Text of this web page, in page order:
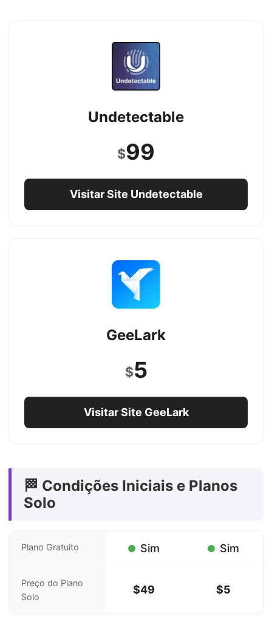
Undetectable
$99
Visitar Site Undetectable
GeeLark
$5
Visitar Site GeeLark
🏁 Condições Iniciais e Planos
Solo
Plano Gratuito Sim Sim
Preço do Plano
Solo
$49 $5